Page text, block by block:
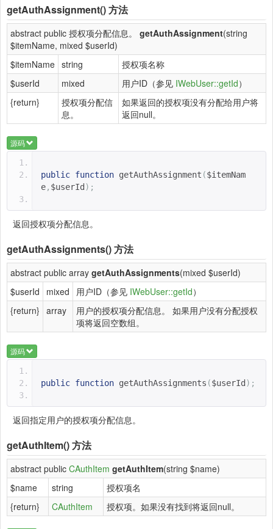
getAuthAssignment()方法
abstract public 授权项分配信息。 getAuthAssignment(string
$itemName, mixed $userId)
$itemName string
授权项名称
$userId
mixed 用户ID（参见 IWebUser::getId）
{return}
授权项分配信
息。
如果返回的授权项没有分配给用户将
返回null。
源码
public function getAuthAssignment ($itemNam
e, $userId );
返回授权项分配信息。
getAuthAssignments()方法
abstract public array getAuthAssignments(mixed $userId)
$userId
mixed 用户ID（参见 IWebUser::getId）
{return} array
用户的授权项分配信息。 如果用户没有分配授权
项将返回空数组。
源码
public function getAuthAssignments ($userId );
返回指定用户的授权项分配信息。
getAuthItem()方法
abstract public CAuthItem getAuthItem(string $name)
$name
string
授权项名
{return}
CAuthItem 授权项。如果没有找到将返回null。